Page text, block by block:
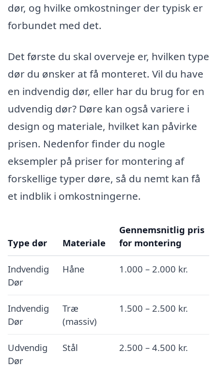
dør, og hvilke omkostninger der typisk er
forbundet med det.
Det første du skal overveje er, hvilken type
dør du ønsker at få monteret. Vil du have
en indvendig dør, eller har du brug for en
udvendig dør? Døre kan også variere i
design og materiale, hvilket kan påvirke
prisen. Nedenfor finder du nogle
eksempler på priser for montering af
forskellige typer døre, så du nemt kan få
et indblik i omkostningerne.
Type dør Materiale
Gennemsnitlig pris
for montering
Indvendig
Dør
Håne 1.000 – 2.000 kr.
Indvendig
Dør
Træ
(massiv)
1.500 – 2.500 kr.
Udvendig
Dør
Stål 2.500 – 4.500 kr.